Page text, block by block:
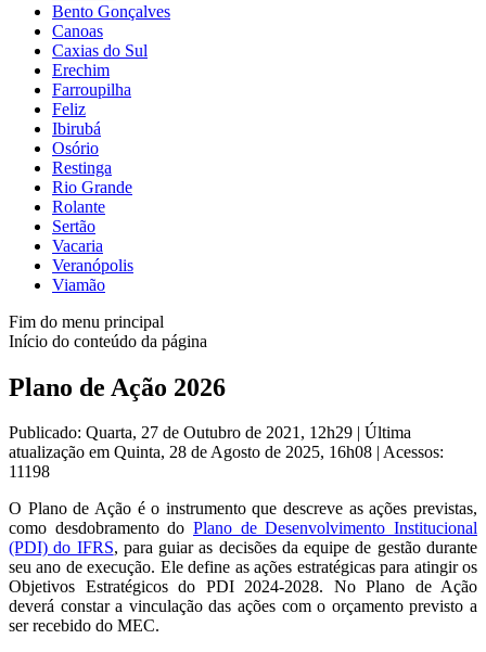
Bento Gonçalves
Canoas
Caxias do Sul
Erechim
Farroupilha
Feliz
Ibirubá
Osório
Restinga
Rio Grande
Rolante
Sertão
Vacaria
Veranópolis
Viamão
Fim do menu principal
Início do conteúdo da página
Plano de Ação 2026
Publicado: Quarta, 27 de Outubro de 2021, 12h29 | Última
atualização em Quinta, 28 de Agosto de 2025, 16h08 | Acessos:
11198
O Plano de Ação é o instrumento que descreve as ações previstas,
como desdobramento do Plano de Desenvolvimento Institucional
(PDI) do IFRS, para guiar as decisões da equipe de gestão durante
seu ano de execução. Ele define as ações estratégicas para atingir os
Objetivos Estratégicos do PDI 2024-2028. No Plano de Ação
deverá constar a vinculação das ações com o orçamento previsto a
ser recebido do MEC.